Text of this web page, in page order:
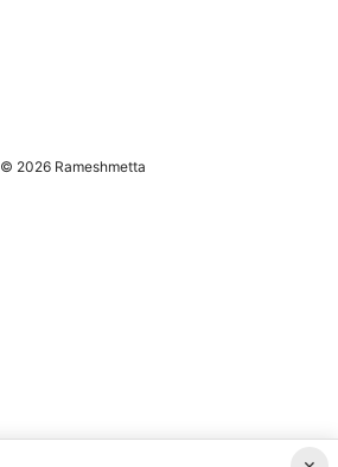
© 2026 Rameshmetta